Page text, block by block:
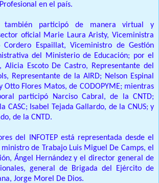
en el país.
también participó de manera virtual y
oficial Marie Laura Aristy, Viceministra
Espaillat, Viceministro de Gestión
del Ministerio de Educación; por el
Alicia Escoto De Castro, Representante del
Representante de la AIRD; Nelson Espinal
Otto Flores Matos, de CODOPYME; mientras
participó Narciso Cabral, de la CNTD;
CASC; Isabel Tejada Gallardo, de la CNUS;y
de la CNTD.
del INFOTEP está representada desde el
de Trabajo Luis Miguel De Camps, el
Ángel Hernández y el director general de
general de Brigada del Ejército de
Jorge Morel De Dios.